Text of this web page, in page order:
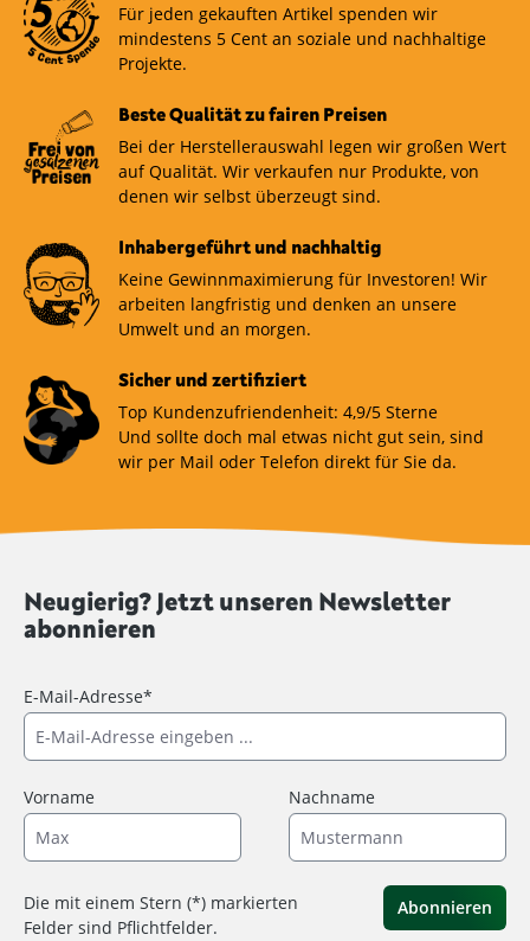
Für jeden gekauften Artikel spenden wir
mindestens 5 Cent an soziale und nachhaltige
Projekte.
Beste Qualität zu fairen Preisen
Bei der Herstellerauswahl legen wir großen Wert
auf Qualität. Wir verkaufen nur Produkte, von
denen wir selbst überzeugt sind.
Inhabergeführt und nachhaltig
Keine Gewinnmaximierung für Investoren! Wir
arbeiten langfristig und denken an unsere
Umwelt und an morgen.
Sicher und zertifiziert
Top Kundenzufriendenheit: 4,9/5 Sterne
Und sollte doch mal etwas nicht gut sein, sind
wir per Mail oder Telefon direkt für Sie da.
Neugierig? Jetzt unseren Newsletter
abonnieren
E-Mail-Adresse*
Vorname Nachname
Die mit einem Stern (*) markierten
Felder sind Pflichtfelder.
Abonnieren